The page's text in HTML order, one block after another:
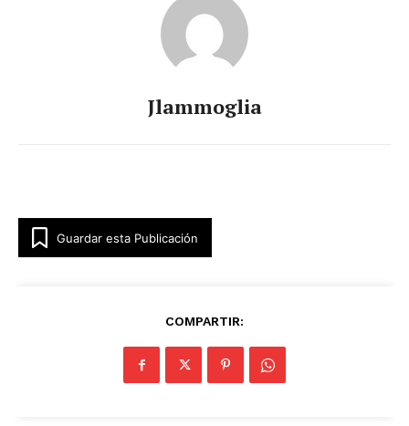
Jlammoglia
Guardar esta Publicación
COMPARTIR: